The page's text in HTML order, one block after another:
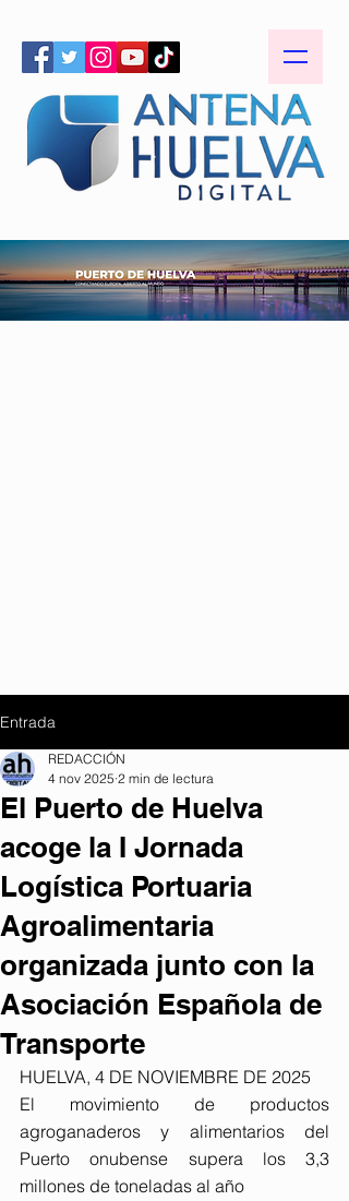
Entrada
El Puerto de Huelva
acoge la I Jornada
Logística Portuaria
Agroalimentaria
organizada junto con la
Asociación Española de
Transporte
REDACCIÓN
4 nov 2025 2 min de lectura
HUELVA, 4 DE NOVIEMBRE DE 2025
El movimiento de productos
agroganaderos y alimentarios del
Puerto onubense supera los 3,3
millones de toneladas al año